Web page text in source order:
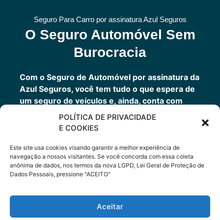
POLÍTICA DE PRIVACIDADE
E COOKIES
Este site usa cookies visando garantir a melhor experiência de
navegação a nossos visitantes. Se você concorda com essa coleta
anônima de dados, nos termos da nova LGPD, Lei Geral de Proteção de
Dados Pessoais, pressione "ACEITO"
Aceitar
Seguro Para Carro por assinatura Azul Seguros
O Seguro Automóvel Sem
Burocracia
Com o Seguro de Automóvel por assinatura da
Azul Seguros, você tem tudo o que espera de
um seguro de veículos e, ainda, conta com
outros benefícios disponíveis 24h.
Você tem um seguro completo com a garantia
Porto Seguro.